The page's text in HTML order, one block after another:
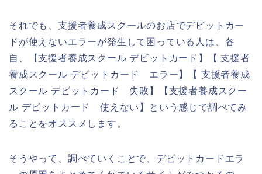
それでも、支援者養成スクールのお店でデビットカー
ドが使えないエラーが発生して困っている人は、各
自、【支援者養成スクール デビットカード】【 支援者
養成スクール デビットカード エラー】【 支援者養成
スクール デビットカード 失敗】【支援者養成スクー
ル デビットカード 使えない】という感じで調べてみ
ることをオススメします。
そうやって、調べていくことで、デビットカードエラ